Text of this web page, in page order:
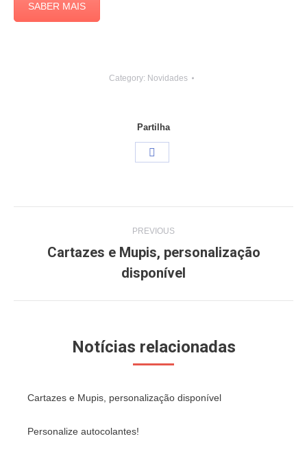
SABER MAIS
Category: Novidades
Partilha
navigation
PREVIOUS
Previous
post:
Cartazes e Mupis, personalização
disponível
Notícias relacionadas
Cartazes e Mupis, personalização disponível
Personalize autocolantes!